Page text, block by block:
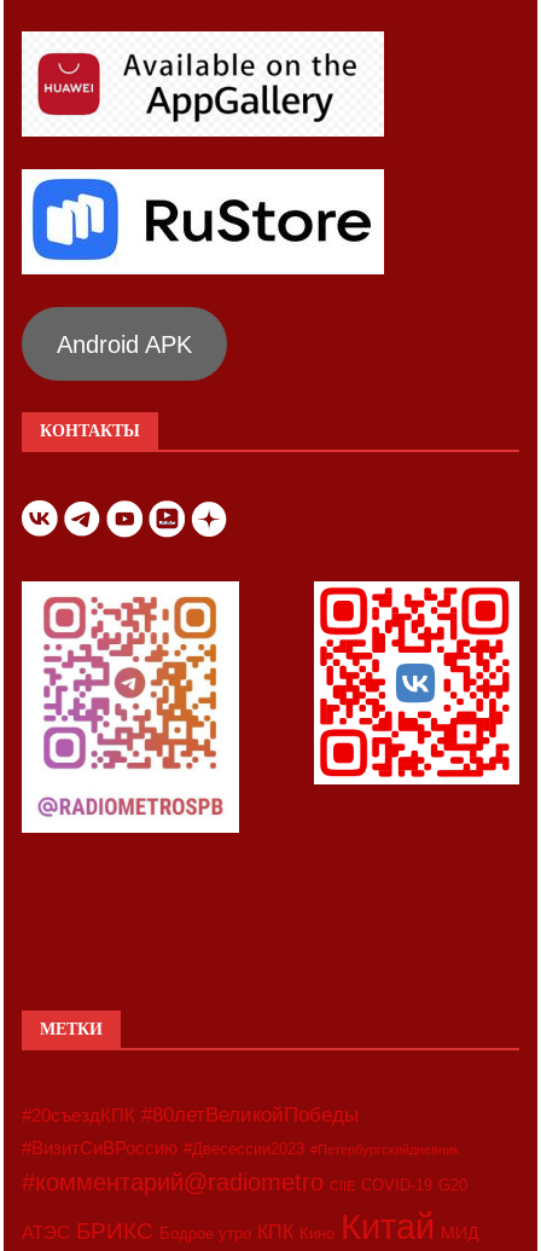
Android APK
КОНТАКТЫ
МЕТКИ
#20съездКПК #80летВеликойПобеды
#ВизитСиВРоссию #Двесессии2023 #Петербургскийдневник
#комментарий@radiometro CIIE COVID-19 G20
АТЭС БРИКС Бодрое утро КПК Кино Китай МИД